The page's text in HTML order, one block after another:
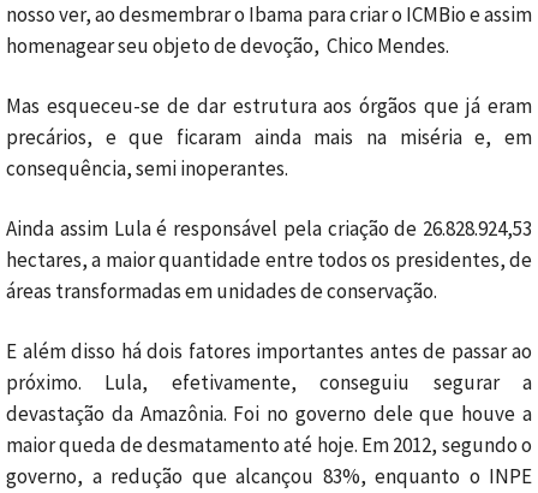
nosso ver, ao desmembrar o Ibama para criar o ICMBio e assim
homenagear seu objeto de devoção, Chico Mendes.
Mas esqueceu-se de dar estrutura aos órgãos que já eram
precários, e que ficaram ainda mais na miséria e, em
consequência, semi inoperantes.
Ainda assim Lula é responsável pela criação de 26.828.924,53
hectares, a maior quantidade entre todos os presidentes, de
áreas transformadas em unidades de conservação.
E além disso há dois fatores importantes antes de passar ao
próximo. Lula, efetivamente, conseguiu segurar a
devastação da Amazônia. Foi no governo dele que houve a
maior queda de desmatamento até hoje. Em 2012, segundo o
governo, a redução que alcançou 83%, enquanto o INPE